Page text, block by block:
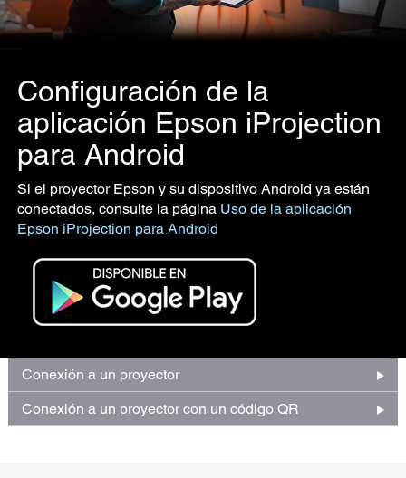
Configuración de la
aplicación Epson iProjection
para Android
Si el proyector Epson y su dispositivo Android ya están
conectados, consulte la página Uso de la aplicación
Epson iProjection para Android
Conexión a un proyector
Conexión a un proyector con un código QR